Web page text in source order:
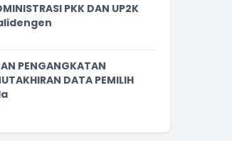
PKK DAN UP2K
PENGANGKATAN
DATA PEMILIH